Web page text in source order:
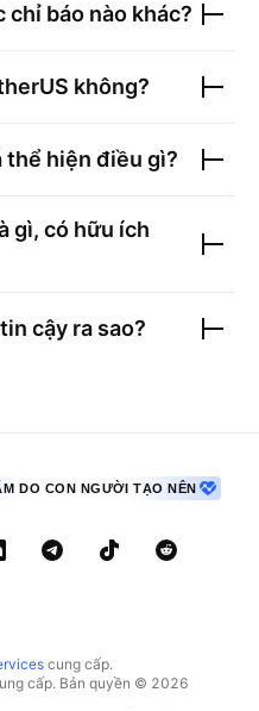
chỉ báo nào khác?
không?
thể hiện điều gì?
gì, có hữu ích
cậy ra sao?
DO CON NGƯỜI TẠO NÊN
cung cấp.
cấp. Bản quyền © 2026